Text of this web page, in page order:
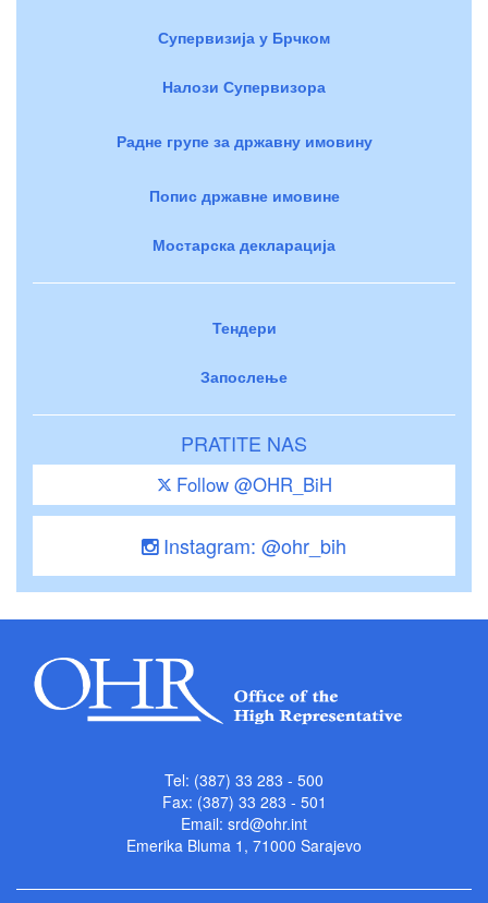
Супервизија у Брчком
Налози Супервизора
Радне групе за државну имовину
Попис државне имовине
Мостарска декларација
Тендери
Запослење
PRATITE NAS
Follow @OHR_BiH
Instagram: @ohr_bih
Tel: (387) 33 283 - 500
Fax: (387) 33 283 - 501
Email: srd@ohr.int
Emerika Bluma 1, 71000 Sarajevo